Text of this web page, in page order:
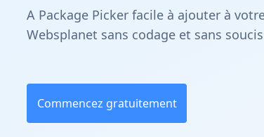
A Package Picker facile à ajouter à
Websplanet sans codage et sans
Commencez gratuitement